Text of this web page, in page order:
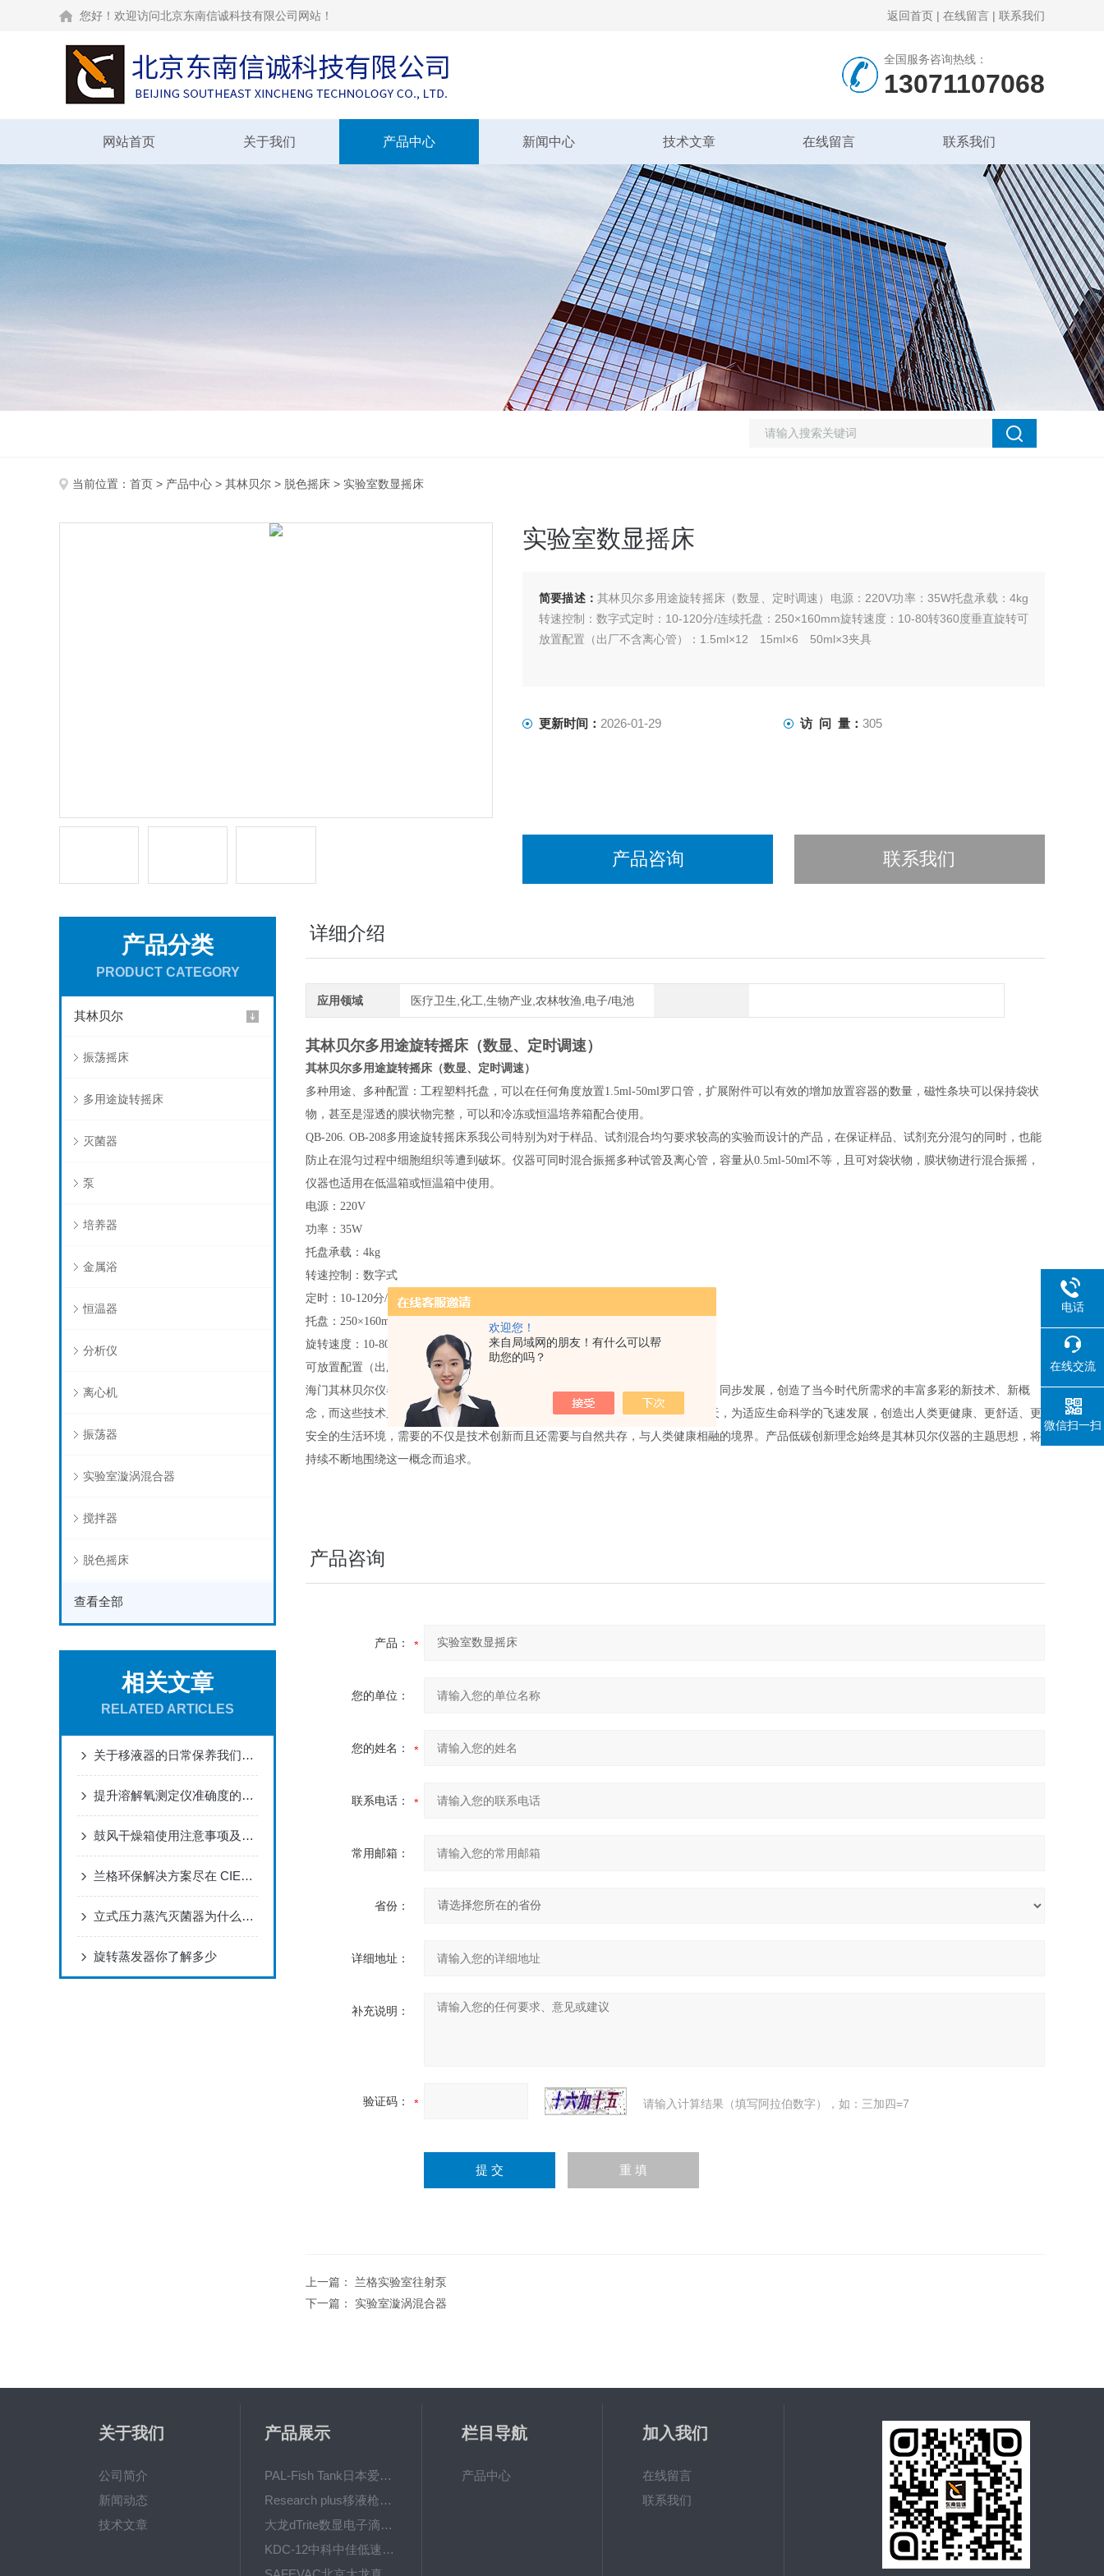
欢迎您！
来自局域网的朋友！有什么可以帮
助您的吗？
您好！欢迎访问北京东南信诚科技有限公司网站！ 返回首页 | 在线留言 | 联系我们
全国服务咨询热线：
13071107068
网站首页 关于我们 产品中心 新闻中心 技术文章 在线留言 联系我们
当前位置： 首页 > 产品中心 > 其林贝尔 > 脱色摇床 > 实验室数显摇床
实验室数显摇床
简要描述： 其林贝尔多用途旋转摇床（数显、定时调速）电源：220V功率：35W托盘承载：4kg
转速控制：数字式定时：10-120分/连续托盘：250×160mm旋转速度：10-80转360度垂直旋转可
放置配置（出厂不含离心管）：1.5ml×12 15ml×6 50ml×3夹具
更新时间： 2026-01-29 访 问 量： 305
产品咨询 联系我们
产品分类
PRODUCT CATEGORY
其林贝尔
振荡摇床
多用途旋转摇床
灭菌器
泵
培养器
金属浴
恒温器
分析仪
离心机
振荡器
实验室漩涡混合器
搅拌器
脱色摇床
查看全部
相关文章
RELATED ARTICLES
关于移液器的日常保养我们需要做哪些
提升溶解氧测定仪准确度的系统性方法
鼓风干燥箱使用注意事项及常见故障
兰格环保解决方案尽在 CIEPEC 2021
立式压力蒸汽灭菌器为什么分为B、N、S型？
旋转蒸发器你了解多少
详细介绍
应用领域 医疗卫生,化工,生物产业,农林牧渔,电子/电池
其林贝尔多用途旋转摇床（数显、定时调速）
其林贝尔多用途旋转摇床（数显、定时调速）
多种用途、多种配置：工程塑料托盘，可以在任何角度放置1.5ml-50ml罗口管，扩展附件可以有效的增加放置容器的数量，磁性条块可以保持袋状
物，甚至是湿透的膜状物完整，可以和冷冻或恒温培养箱配合使用。
QB-206. OB-208多用途旋转摇床系我公司特别为对于样品、试剂混合均匀要求较高的实验而设计的产品，在保证样品、试剂充分混匀的同时，也能
防止在混匀过程中细胞组织等遭到破坏。仪器可同时混合振摇多种试管及离心管，容量从0.5ml-50ml不等，且可对袋状物，膜状物进行混合振摇，
仪器也适用在低温箱或恒温箱中使用。
电源：220V
功率：35W
托盘承载：4kg
转速控制：数字式
定时：10-120分/连续
托盘：250×160mm
旋转速度：10-80转360度垂直旋转
可放置配置（出厂不含离心管）：1.5ml×12 15ml×6 50ml×3夹具
海门其林贝尔仪器制造有限公司自创建以来始终与中国的生命科学技术紧密相连、同步发展，创造了当今时代所需求的丰富多彩的新技术、新概
念，而这些技术又为迅速发展的高新的生命科学技术所运用。在迎来新时代的今天，为适应生命科学的飞速发展，创造出人类更健康、更舒适、更
安全的生活环境，需要的不仅是技术创新而且还需要与自然共存，与人类健康相融的境界。产品低碳创新理念始终是其林贝尔仪器的主题思想，将
持续不断地围绕这一概念而追求。
产品咨询
产品：
您的单位：
您的姓名：
联系电话：
常用邮箱：
省份：
详细地址：
补充说明：
验证码： 请输入计算结果（填写阿拉伯数字），如：三加四=7
上一篇： 兰格实验室往射泵
下一篇： 实验室漩涡混合器
关于我们
公司简介
新闻动态
技术文章
产品展示
PAL-Fish Tank日本爱拓 鱼塘盐度计 数显便携式折光仪
Research plus移液枪艾本德移液器单道可调量程加样枪
大龙dTrite数显电子滴定器高精度数字滴定仪
KDC-12中科中佳低速离心机-（牙科种植专用）
栏目导航
产品中心
加入我们
在线留言
联系我们
电话
在线交流
微信扫一扫